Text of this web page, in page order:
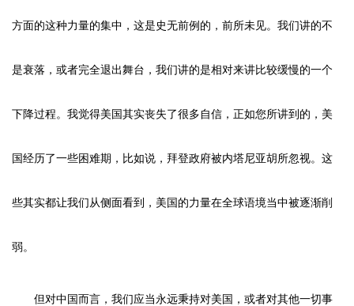
方面的这种力量的集中，这是史无前例的，前所未见。我们讲的不
是衰落，或者完全退出舞台，我们讲的是相对来讲比较缓慢的一个
下降过程。我觉得美国其实丧失了很多自信，正如您所讲到的，美
国经历了一些困难期，比如说，拜登政府被内塔尼亚胡所忽视。这
些其实都让我们从侧面看到，美国的力量在全球语境当中被逐渐削
弱。
但对中国而言，我们应当永远秉持对美国，或者对其他一切事